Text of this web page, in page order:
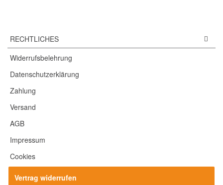
RECHTLICHES
Widerrufsbelehrung
Datenschutzerklärung
Zahlung
Versand
AGB
Impressum
Cookies
Vertrag widerrufen